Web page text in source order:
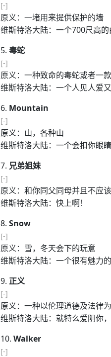
[-]
原义：一堵用来提供保护的墙
维斯特洛大陆：一个700尺高
5. 毒蛇
[-]
原义：一种致命的毒蛇或者一
维斯特洛大陆：一个人见人爱
6. Mountain
[-]
原义：山，各种山
维斯特洛大陆：一个会扣你眼
7. 兄弟姐妹
[-]
原义：和你同父同母并且不应
维斯特洛大陆：快上啊！
8. Snow
[-]
原义：雪，冬天会下的玩意
维斯特洛大陆：一个很有魅
9. 正义
[-]
原义：一种以伦理道德及法律
维斯特洛大陆：就特么爱阴你
10. Walker
[-]